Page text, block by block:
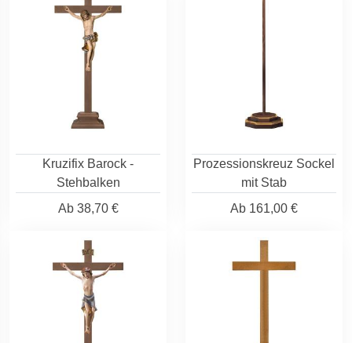
Kruzifix Barock -
Stehbalken
Ab38,70 €
Prozessionskreuz Sockel
mit Stab
Ab 161,00 €